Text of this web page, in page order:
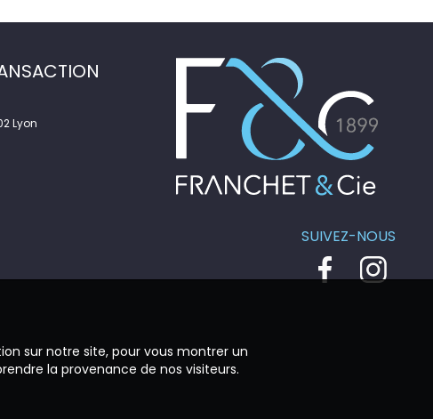
Lyon
SUIVEZ-NOUS
sur notre site, pour vous montrer un
la provenance de nos visiteurs.